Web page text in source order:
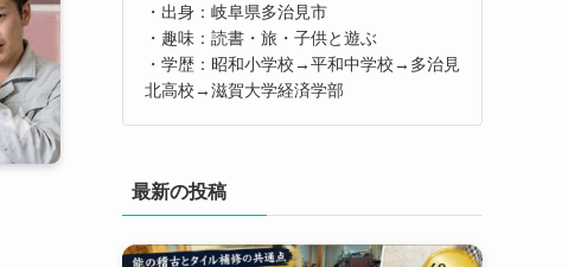
・出身：岐阜県多治見市
・趣味：読書・旅・子供と遊ぶ
・学歴：昭和小学校→平和中学校→多治見
北高校→滋賀大学経済学部
最新の投稿